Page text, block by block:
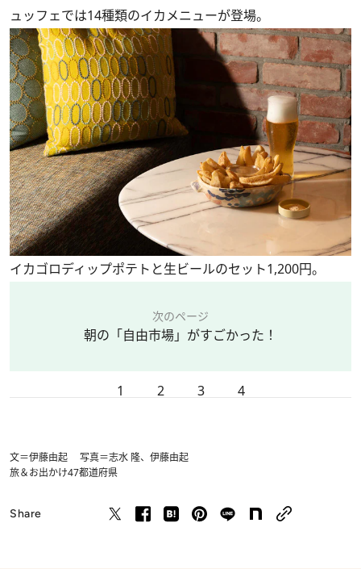
ュッフェでは14種類のイカメニューが登場。
イカゴロディップポテトと生ビールのセット1,200円。
次のページ
朝の「自由市場」がすごかった！
1 2 3 4
文＝伊藤由起 写真＝志水 隆、伊藤由起
旅＆お出かけ47都道府県
Share